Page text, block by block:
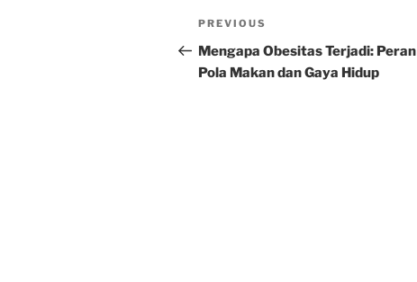
Post
navigation
Previous
Post
PREVIOUS
Mengapa Obesitas Terjadi: Peran
Pola Makan dan Gaya Hidup